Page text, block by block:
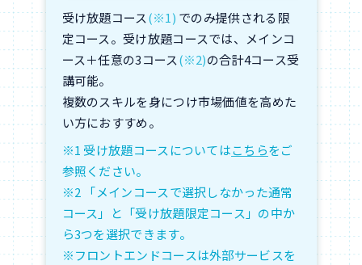
受け放題コース(※1) でのみ提供される限
定コース。受け放題コースでは、メインコ
ース＋任意の3コース(※2)の合計4コース受
講可能。
複数のスキルを身につけ市場価値を高めた
い方におすすめ。
※1 受け放題コースについてはこちらをご
参照ください。
※2 「メインコースで選択しなかった通常
コース」と「受け放題限定コース」の中か
ら3つを選択できます。
※フロントエンドコースは外部サービスを